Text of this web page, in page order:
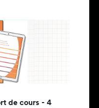
de cours - 4